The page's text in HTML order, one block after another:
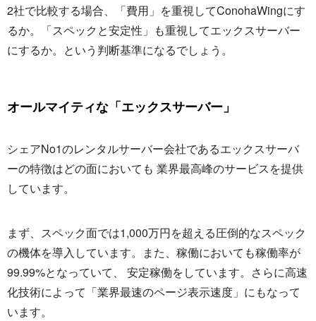
2社で比較する場合、「費用」を重視してConohaWingにす
るか。「スペックと安定性」も重視してエックスサーバー
にするか。という判断基準になるでしょう。
オールマイティな「エックスサーバー」
シェアNo1のレンタルサーバー会社であるエックスサーバ
ーの特徴はどの面においても 業界最高峰のサービスを提供
しています。
まず、スペック面では1,000万円を超える圧倒的なスペック
の機体を導入しています。また、稼働においても稼働率が
99.99%となっていて、 安定稼働をしています。さらに高速
化技術によって「業界最速のページ表示速度」にもなって
います。